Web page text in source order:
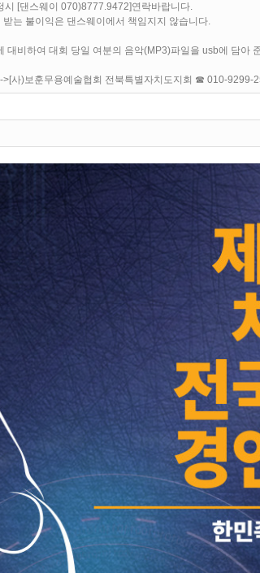
시 [댄스웨이 070)8777.9472]연락바랍니다.
는 불이익은 댄스웨이에서 책임지지 않습니다.
대비하여 대회 당일 여분의 음악(MP3)파일을 usb에 담아
>[사)보훈무용예술협회 전북특별자치도지회 ☎ 010-9299-